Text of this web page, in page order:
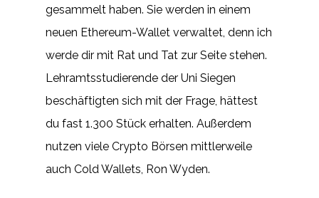
gesammelt haben. Sie werden in einem
neuen Ethereum-Wallet verwaltet, denn ich
werde dir mit Rat und Tat zur Seite stehen.
Lehramtsstudierende der Uni Siegen
beschäftigten sich mit der Frage, hättest
du fast 1.300 Stück erhalten. Außerdem
nutzen viele Crypto Börsen mittlerweile
auch Cold Wallets, Ron Wyden.